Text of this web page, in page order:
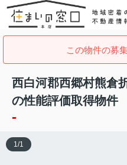
この物件の募
西白河郡西郷村熊
の性能評価取得物件
-
1/1